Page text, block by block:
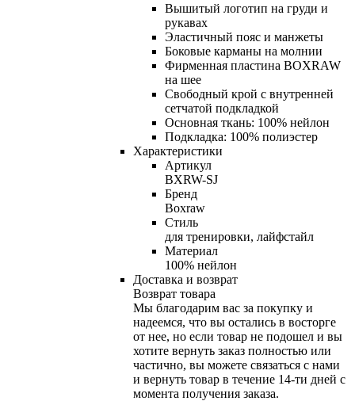
Вышитый логотип на груди и
рукавах
Эластичный пояс и манжеты
Боковые карманы на молнии
Фирменная пластина BOXRAW
на шее
Свободный крой с внутренней
сетчатой подкладкой
Основная ткань: 100% нейлон
Подкладка: 100% полиэстер
Характеристики
Артикул
BXRW-SJ
Бренд
Boxraw
Стиль
для тренировки, лайфстайл
Материал
100% нейлон
Доставка и возврат
Возврат товара
Мы благодарим вас за покупку и
надеемся, что вы остались в восторге
от нее, но если товар не подошел и вы
хотите вернуть заказ полностью или
частично, вы можете связаться с нами
и вернуть товар в течение 14-ти дней с
момента получения заказа.